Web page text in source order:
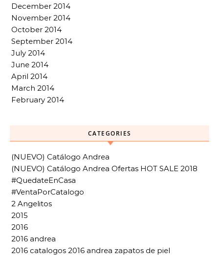
December 2014
November 2014
October 2014
September 2014
July 2014
June 2014
April 2014
March 2014
February 2014
CATEGORIES
(NUEVO) Catálogo Andrea
(NUEVO) Catálogo Andrea Ofertas HOT SALE 2018
#QuedateEnCasa
#VentaPorCatalogo
2 Angelitos
2015
2016
2016 andrea
2016 catalogos 2016 andrea zapatos de piel